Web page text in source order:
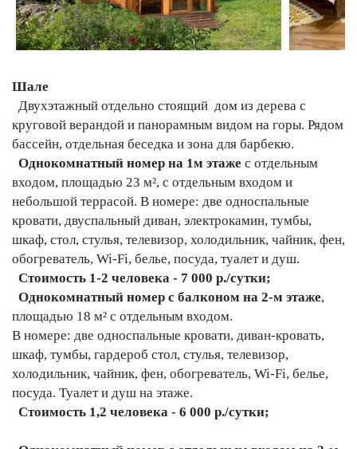
Шале
Двухэтажный отдельно стоящий дом из дерева с
круговой верандой и панорамным видом на горы. Рядом
бассейн, отдельная беседка и зона для барбекю.
Однокомнатный номер на 1м этаже с отдельным
входом, площадью 23 м², с отдельным входом и
небольшой террасой. В номере: две односпальные
кровати, двуспальный диван, электрокамин, тумбы,
шкаф, стол, стулья, телевизор, холодильник, чайник, фен,
обогреватель, Wi-Fi, белье, посуда, туалет и душ.
Стоимость 1-2 человека - 7 000 р./сутки;
Однокомнатный номер с балконом на 2-м этаже,
площадью 18 м² с отдельным входом.
В номере: две односпальные кровати, диван-кровать,
шкаф, тумбы, гардероб стол, стулья, телевизор,
холодильник, чайник, фен, обогреватель, Wi-Fi, белье,
посуда. Туалет и душ на этаже.
Стоимость 1,2 человека - 6 000 р./сутки;